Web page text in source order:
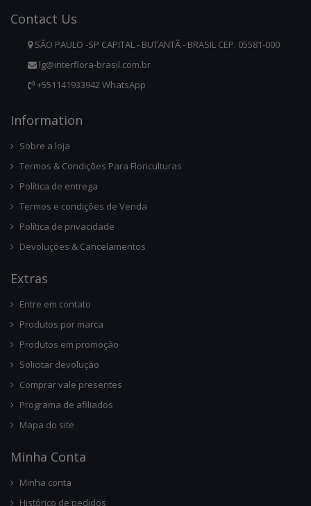
Contact Us
SÃO PAULO -SP CAPITAL - BUTANTÃ - BRASIL CEP. 05581-000
lg@interflora-brasil.com.br
+551141933942 WhatsApp
InforMation
Sobre a loja
Termos & Condições Para Floriculturas
Política de entrega
Termos e condições de Venda
Política de privacidade
Devoluções & Cancelamentos
ExtRas
Entre em contato
Produtos por marca
Produtos em promoção
Solicitar devolução
Comprar vale presentes
Programa de afiliados
Mapa do site
Minha Conta
Minha conta
Histórico de pedidos